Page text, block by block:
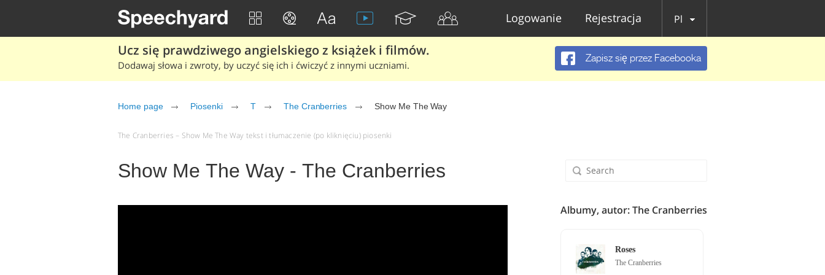
Logowanie Rejestracja Pl
Ucz się prawdziwego angielskiego z książek i filmów.
Dodawaj słowa i zwroty, by uczyć się ich i ćwiczyć z innymi uczniami.
Zapisz się przez Facebooka
Home page Piosenki T The Cranberries Show Me The Way
The Cranberries – Show Me The Way tekst i tłumaczenie (po kliknięciu) piosenki
Show Me The Way - The Cranberries
Albumy, autor: The Cranberries
Roses
The Cranberries